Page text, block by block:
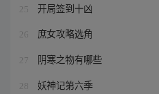
25 开局签到十凶
26 庶女攻略选角
27 阴寒之物有哪些
28 妖神记第六季